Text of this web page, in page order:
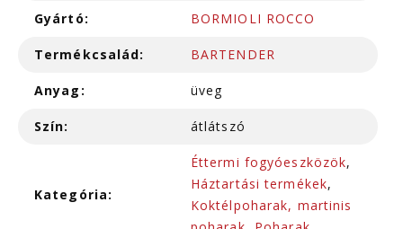
Gyártó: BORMIOLI ROCCO
Termékcsalád: BARTENDER
Anyag: üveg
Szín: átlátszó
Kategória:
Éttermi fogyóeszközök,
Háztartási termékek,
Koktélpoharak, martinis